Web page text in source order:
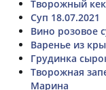
Творожный
Суп 18.07.2021
Вино розовое
Варенье из
Грудинка
Творожная
Марина